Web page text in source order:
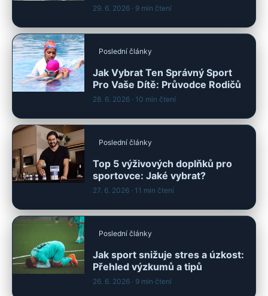
29. 6. 2026 · 9 min čtení
Poslední články
Jak Vybrat Ten Správný Sport
Pro Vaše Dítě: Průvodce Rodičů
28. 6. 2026 · 10 min čtení
Poslední články
Top 5 výživových doplňků pro
sportovce: Jaké vybrat?
27. 6. 2026 · 11 min čtení
Poslední články
Jak sport snižuje stres a úzkost:
Přehled výzkumů a tipů
26. 6. 2026 · 9 min čtení